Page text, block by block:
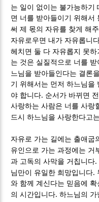
는 일이 없이는 불가능하기
면 너를 받아들이기 위해서
써 제 몫의 자유를 찾게 해
자유로우면 내가 자유롭니
헤치면 둘 다 자유롭지 못
는 것은 실질적으로 너를
느님을 받아들인다는 결론
기 위해서는 먼저 하느님을
야 합니다. 순서가 바뀌면
사랑하는 사람은 너를 사랑
드시 하느님을 사랑한다고
자유로 가는 길에는 출애굽
유인으로 가는 과정에는 거
과 고독의 사막을 거칩니다.
님만이 유일한 희망입니다.
와 함께 계신다는 믿음에
의 시간입니다.하느님의